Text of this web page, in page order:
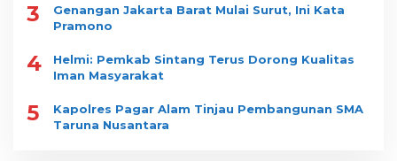
3
Genangan Jakarta Barat Mulai Surut, Ini Kata
Pramono
4
Helmi: Pemkab Sintang Terus Dorong Kualitas
Iman Masyarakat
5
Kapolres Pagar Alam Tinjau Pembangunan SMA
Taruna Nusantara